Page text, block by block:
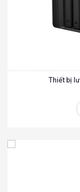
Thiết bị